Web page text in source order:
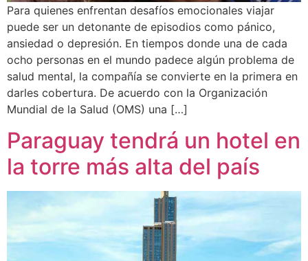
Para quienes enfrentan desafíos emocionales viajar
puede ser un detonante de episodios como pánico,
ansiedad o depresión. En tiempos donde una de cada
ocho personas en el mundo padece algún problema de
salud mental, la compañía se convierte en la primera en
darles cobertura. De acuerdo con la Organización
Mundial de la Salud (OMS) una […]
Paraguay tendrá un hotel en
la torre más alta del país